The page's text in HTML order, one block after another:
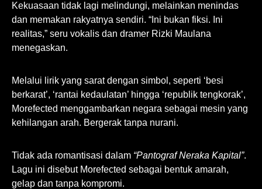
Kekuasaan tidak lagi melindungi, melainkan menindas
dan memakan rakyatnya sendiri. “Ini bukan fiksi. Ini
realitas,” seru vokalis dan dramer Rizki Maulana
menegaskan.
Melalui lirik yang sarat dengan simbol, seperti ‘besi
berkarat’, ‘rantai kedaulatan’ hingga ‘republik tengkorak’,
Morefected menggambarkan negara sebagai mesin yang
kehilangan arah. Bergerak tanpa nurani.
Tidak ada romantisasi dalam “Pantograf Neraka Kapital”.
Lagu ini disebut Morefected sebagai bentuk amarah,
gelap dan tanpa kompromi.